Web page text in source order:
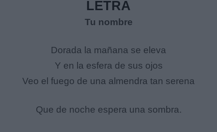
LETRA
Tu nombre
Dorada la mañana se eleva
Y en la esfera de sus ojos
Veo el fuego de una almendra tan serena
Que de noche espera una sombra.